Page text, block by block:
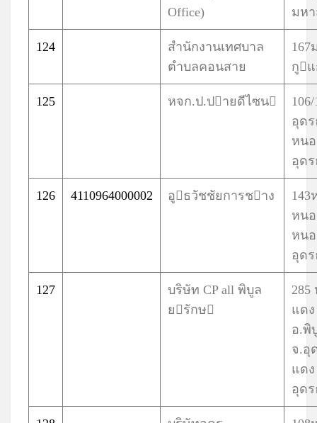
Office)
มห
124
สำนักงานเทศบาล
ตำบลคอนสาย
167
กู
125 หจก.ป.ปายดีไซน
อุด
หนอ
อุด
126 4110964000002 อูธวัชชัยการชาง
143
หน
หน
อุด
127
บริษัท CP all พิบูล
ยรักษ
285
แด
อ.พิ
จ.อุ
แด
อุด